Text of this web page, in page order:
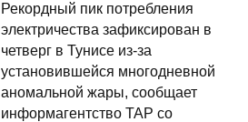
Рекордный пик потребления
электричества зафиксирован в
четверг в Тунисе из-за
установившейся многодневной
аномальной жары, сообщает
информагентство TAP со